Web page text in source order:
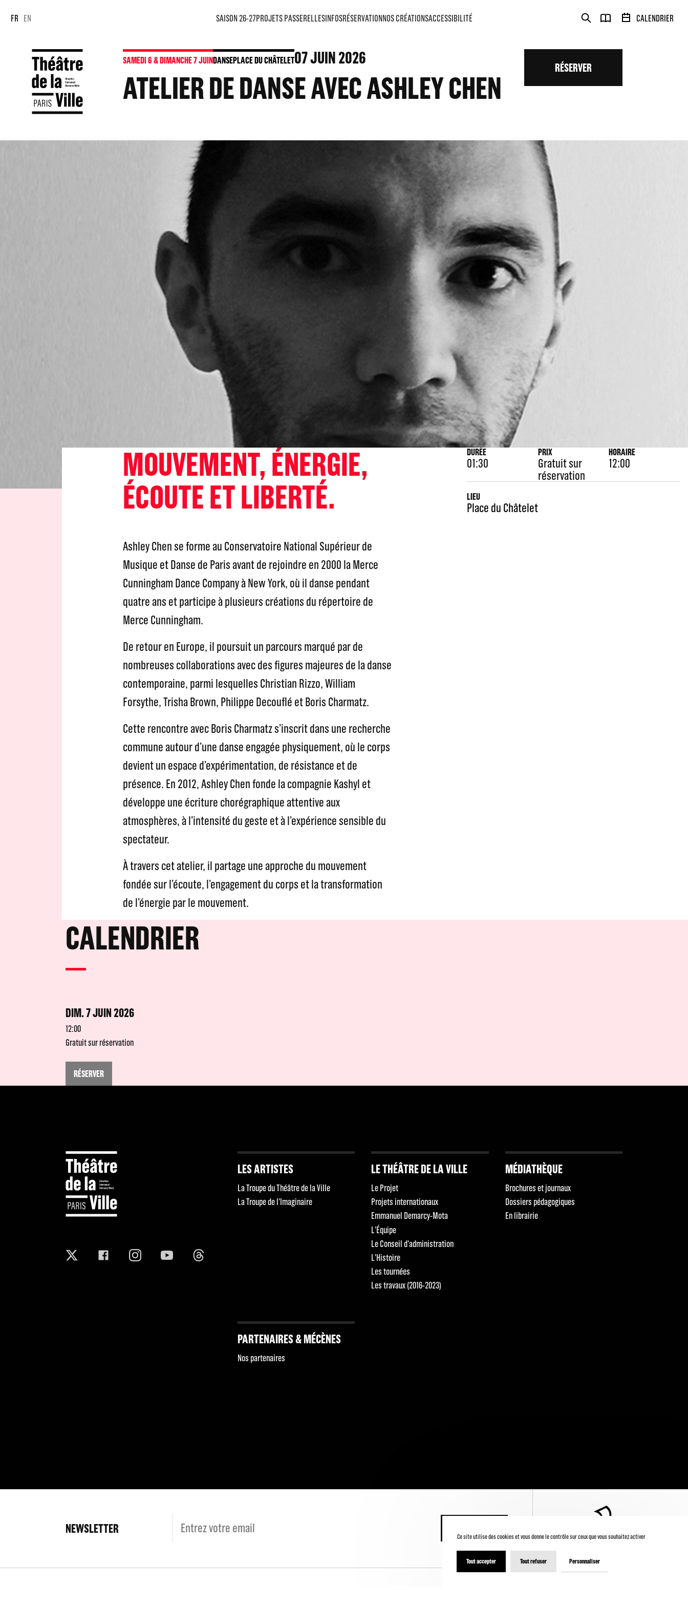
FR EN CALENDRIER
SAISON 26-27PROJETS PASSERELLESINFOSRÉSERVATIONNOS CRÉATIONSACCESSIBILITÉ
SAMEDI 6 & DIMANCHE 7 JUINDANSEPLACE DU CHÂTELET07JUIN 2026
ATELIER DE DANSE AVEC ASHLEY CHEN
RÉSERVER
MOUVEMENT, ÉNERGIE,
ÉCOUTE ET LIBERTÉ.
Ashley Chen se forme au Conservatoire National Supérieur de
Musique et Danse de Paris avant de rejoindre en 2000 la Merce
Cunningham Dance Company à New York, où il danse pendant
quatre ans et participe à plusieurs créations du répertoire de
Merce Cunningham.
De retour en Europe, il poursuit un parcours marqué par de
nombreuses collaborations avec des figures majeures de la danse
contemporaine, parmi lesquelles Christian Rizzo, William
Forsythe, Trisha Brown, Philippe Decouflé et Boris Charmatz.
Cette rencontre avec Boris Charmatz s’inscrit dans une recherche
commune autour d’une danse engagée physiquement, où le corps
devient un espace d’expérimentation, de résistance et de
présence. En 2012, Ashley Chen fonde la compagnie Kashyl et
développe une écriture chorégraphique attentive aux
atmosphères, à l’intensité du geste et à l’expérience sensible du
spectateur.
À travers cet atelier, il partage une approche du mouvement
fondée sur l’écoute, l’engagement du corps et la transformation
de l’énergie par le mouvement.
DURÉE
01:30
PRIX
Gratuit sur
réservation
HORAIRE
12:00
LIEU
Place du Châtelet
CALENDRIER
DIM. 7 JUIN 2026
12:00
Gratuit sur réservation
RÉSERVER
LES ARTISTES
La Troupe du Théâtre de la Ville
La Troupe de l'Imaginaire
LE THÉÂTRE DE LA VILLE
Le Projet
Projets internationaux
Emmanuel Demarcy-Mota
L'Équipe
Le Conseil d'administration
L'Histoire
Les tournées
Les travaux (2016-2023)
MÉDIATHÈQUE
Brochures et journaux
Dossiers pédagogiques
En librairie
PARTENAIRES & MÉCÈNES
Nos partenaires
NEWSLETTER
Ce site utilise des cookies et vous donne le contrôle sur ceux que vous souhaitez activer
Tout accepter Tout refuser Personnaliser